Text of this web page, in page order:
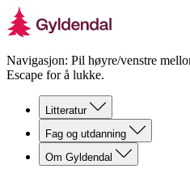
Navigasjon: Pil høyre/venstre
Escape for å lukke.
Litteratur
Fag og utdanning
Om Gyldendal